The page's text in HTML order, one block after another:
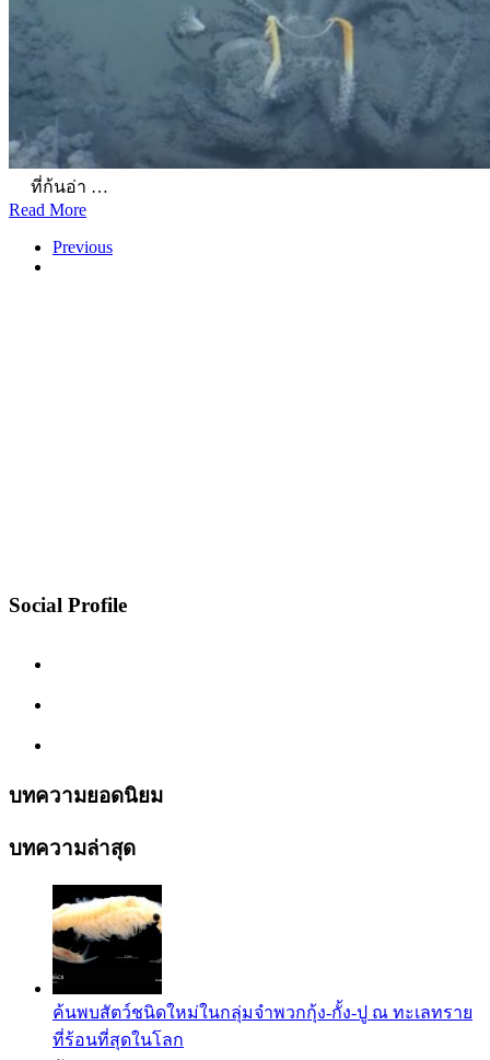
ที่ก้นอ่า …
Read More
Previous
Social Profile
บทความยอดนิยม
บทความล่าสุด
ค้นพบสัตว์ชนิดใหม่ในกลุ่มจำพวกกุ้ง-กั้ง-ปู ณ ทะเลทราย
ที่ร้อนที่สุดในโลก